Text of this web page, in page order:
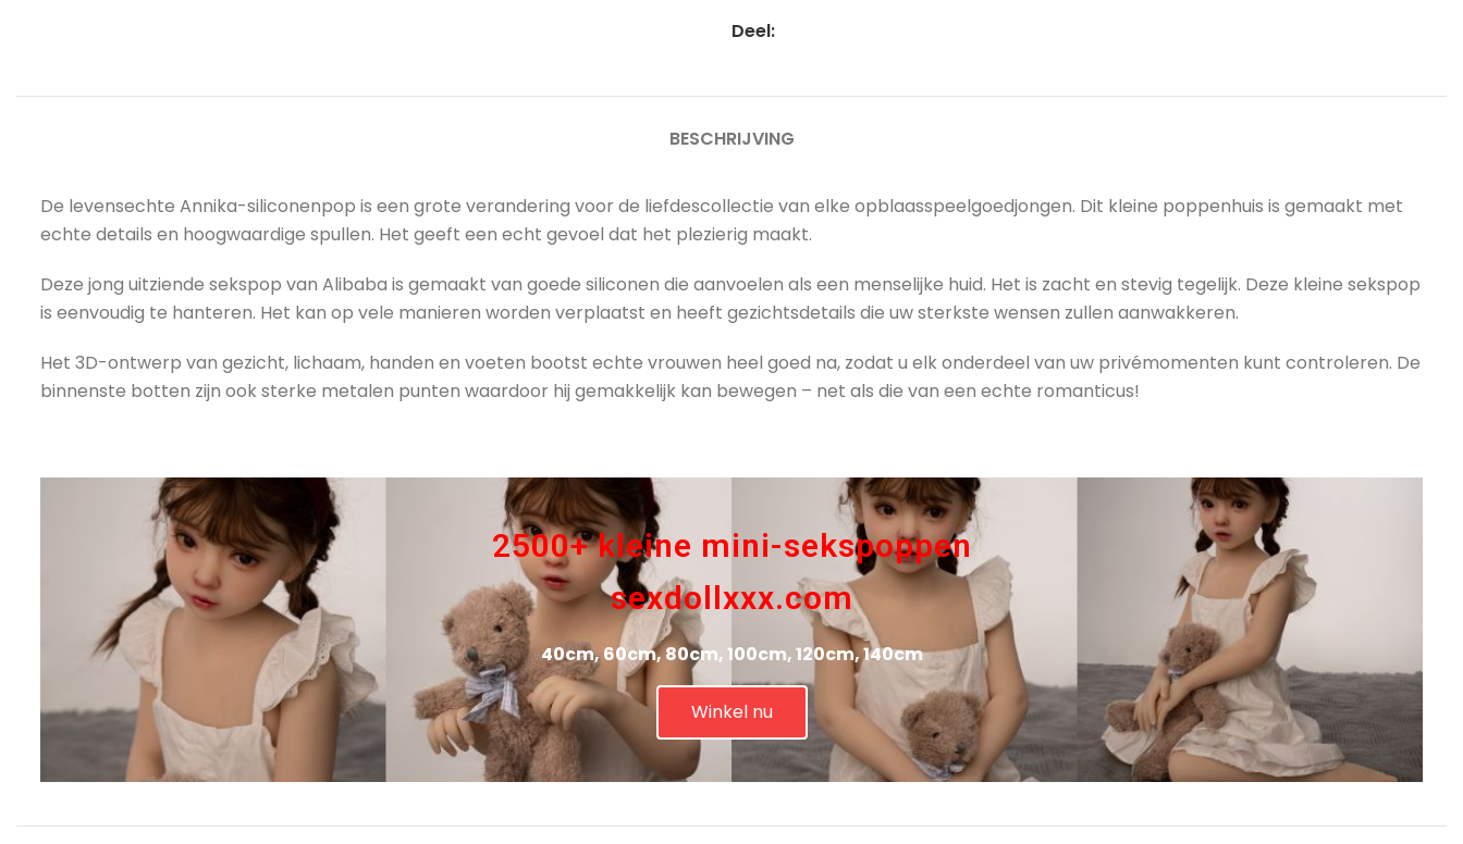
Deel:
BESCHRIJVING
De levensechte Annika-siliconenpop is een grote verandering voor de liefdescollectie van elke opblaasspeelgoedjongen. Dit kleine poppenhuis is gemaakt met
echte details en hoogwaardige spullen. Het geeft een echt gevoel dat het plezierig maakt.
Deze jong uitziende sekspop van Alibaba is gemaakt van goede siliconen die aanvoelen als een menselijke huid. Het is zacht en stevig tegelijk. Deze kleine sekspop
is eenvoudig te hanteren. Het kan op vele manieren worden verplaatst en heeft gezichtsdetails die uw sterkste wensen zullen aanwakkeren.
Het 3D-ontwerp van gezicht, lichaam, handen en voeten bootst echte vrouwen heel goed na, zodat u elk onderdeel van uw privémomenten kunt controleren. De
binnenste botten zijn ook sterke metalen punten waardoor hij gemakkelijk kan bewegen – net als die van een echte romanticus!
2500+ kleine mini-sekspoppen
sexdollxxx.com
40cm, 60cm, 80cm, 100cm, 120cm, 140cm
Winkel nu